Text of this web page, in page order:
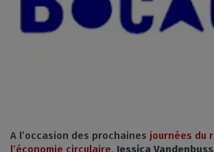
A l’occasion des prochaines journées du
l’économie circulaire, Jessica